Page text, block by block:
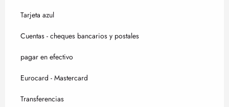
Tarjeta azul
Cuentas - cheques bancarios y postales
pagar en efectivo
Eurocard - Mastercard
Transferencias